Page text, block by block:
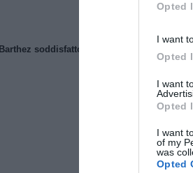
Opted
I want
Opted
I want
Opted
I want
of my
was
Opted
Barthez soddisfatto del Manchester United